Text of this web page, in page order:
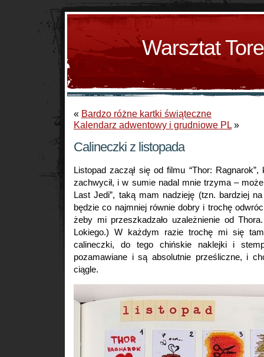
Warsztat
« Bardzo różne kartki świąteczne
Kalendarz adwentowy i grudniowe PL »
Calineczki z listopada
Listopad zaczął się od filmu “Thor:
zachwycił, i w sumie nadal mnie trzyma –
Last Jedi”, taką mam nadzieję (tzn. bardziej
będzie co najmniej równie dobry i trochę
żeby mi przeszkadzało uzależnienie od
Lokiego.) W każdym razie trochę mi się
calineczki, do tego chińskie naklejki i
pozamawiane i są absolutnie prześliczne, i
ciągle.